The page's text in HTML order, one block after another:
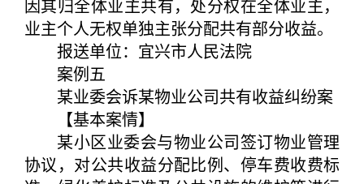
因其归全体业主共有，处分权在全体业主，
业主个人无权单独主张分配共有部分收益。
报送单位：宜兴市人民法院
案例五
某业委会诉某物业公司共有收益纠纷案
【基本案情】
某小区业委会与物业公司签订物业管理
协议，对公共收益分配比例、停车费收费标